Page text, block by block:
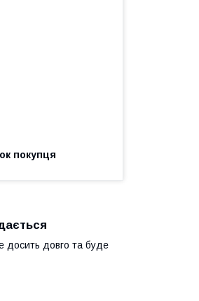
покупця
досить довго та буде